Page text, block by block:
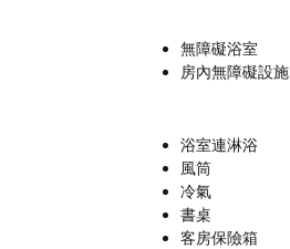
無障礙浴室
房內無障礙設施
浴室連淋浴
風筒
冷氣
書桌
客房保險箱